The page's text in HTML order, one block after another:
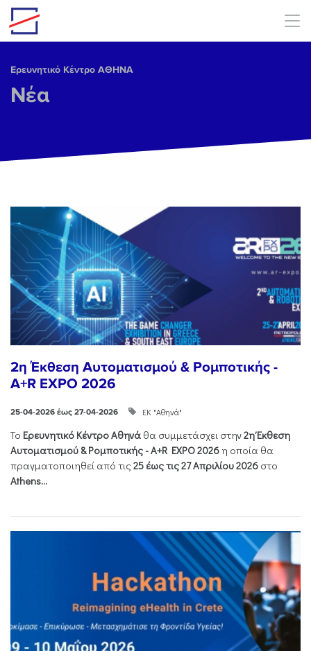
Skip to main content
Ερευνητικό Κέντρο ΑΘΗΝΑ
Νέα
2η Έκθεση Αυτοματισμού & Ρομποτικής -
A+R EXPO 2026
25-04-2026 έως 27-04-2026 ΕΚ "Αθηνά"
Το Ερευνητικό Κέντρο Αθηνά θα συμμετάσχει στην2η Έκθεση
Αυτοματισμού & Ρομποτικής - Α+R EXPO 2026 η οποία θα
πραγματοποιηθεί από τις25 έως τις 27 Απριλίου 2026 στο
Athens...